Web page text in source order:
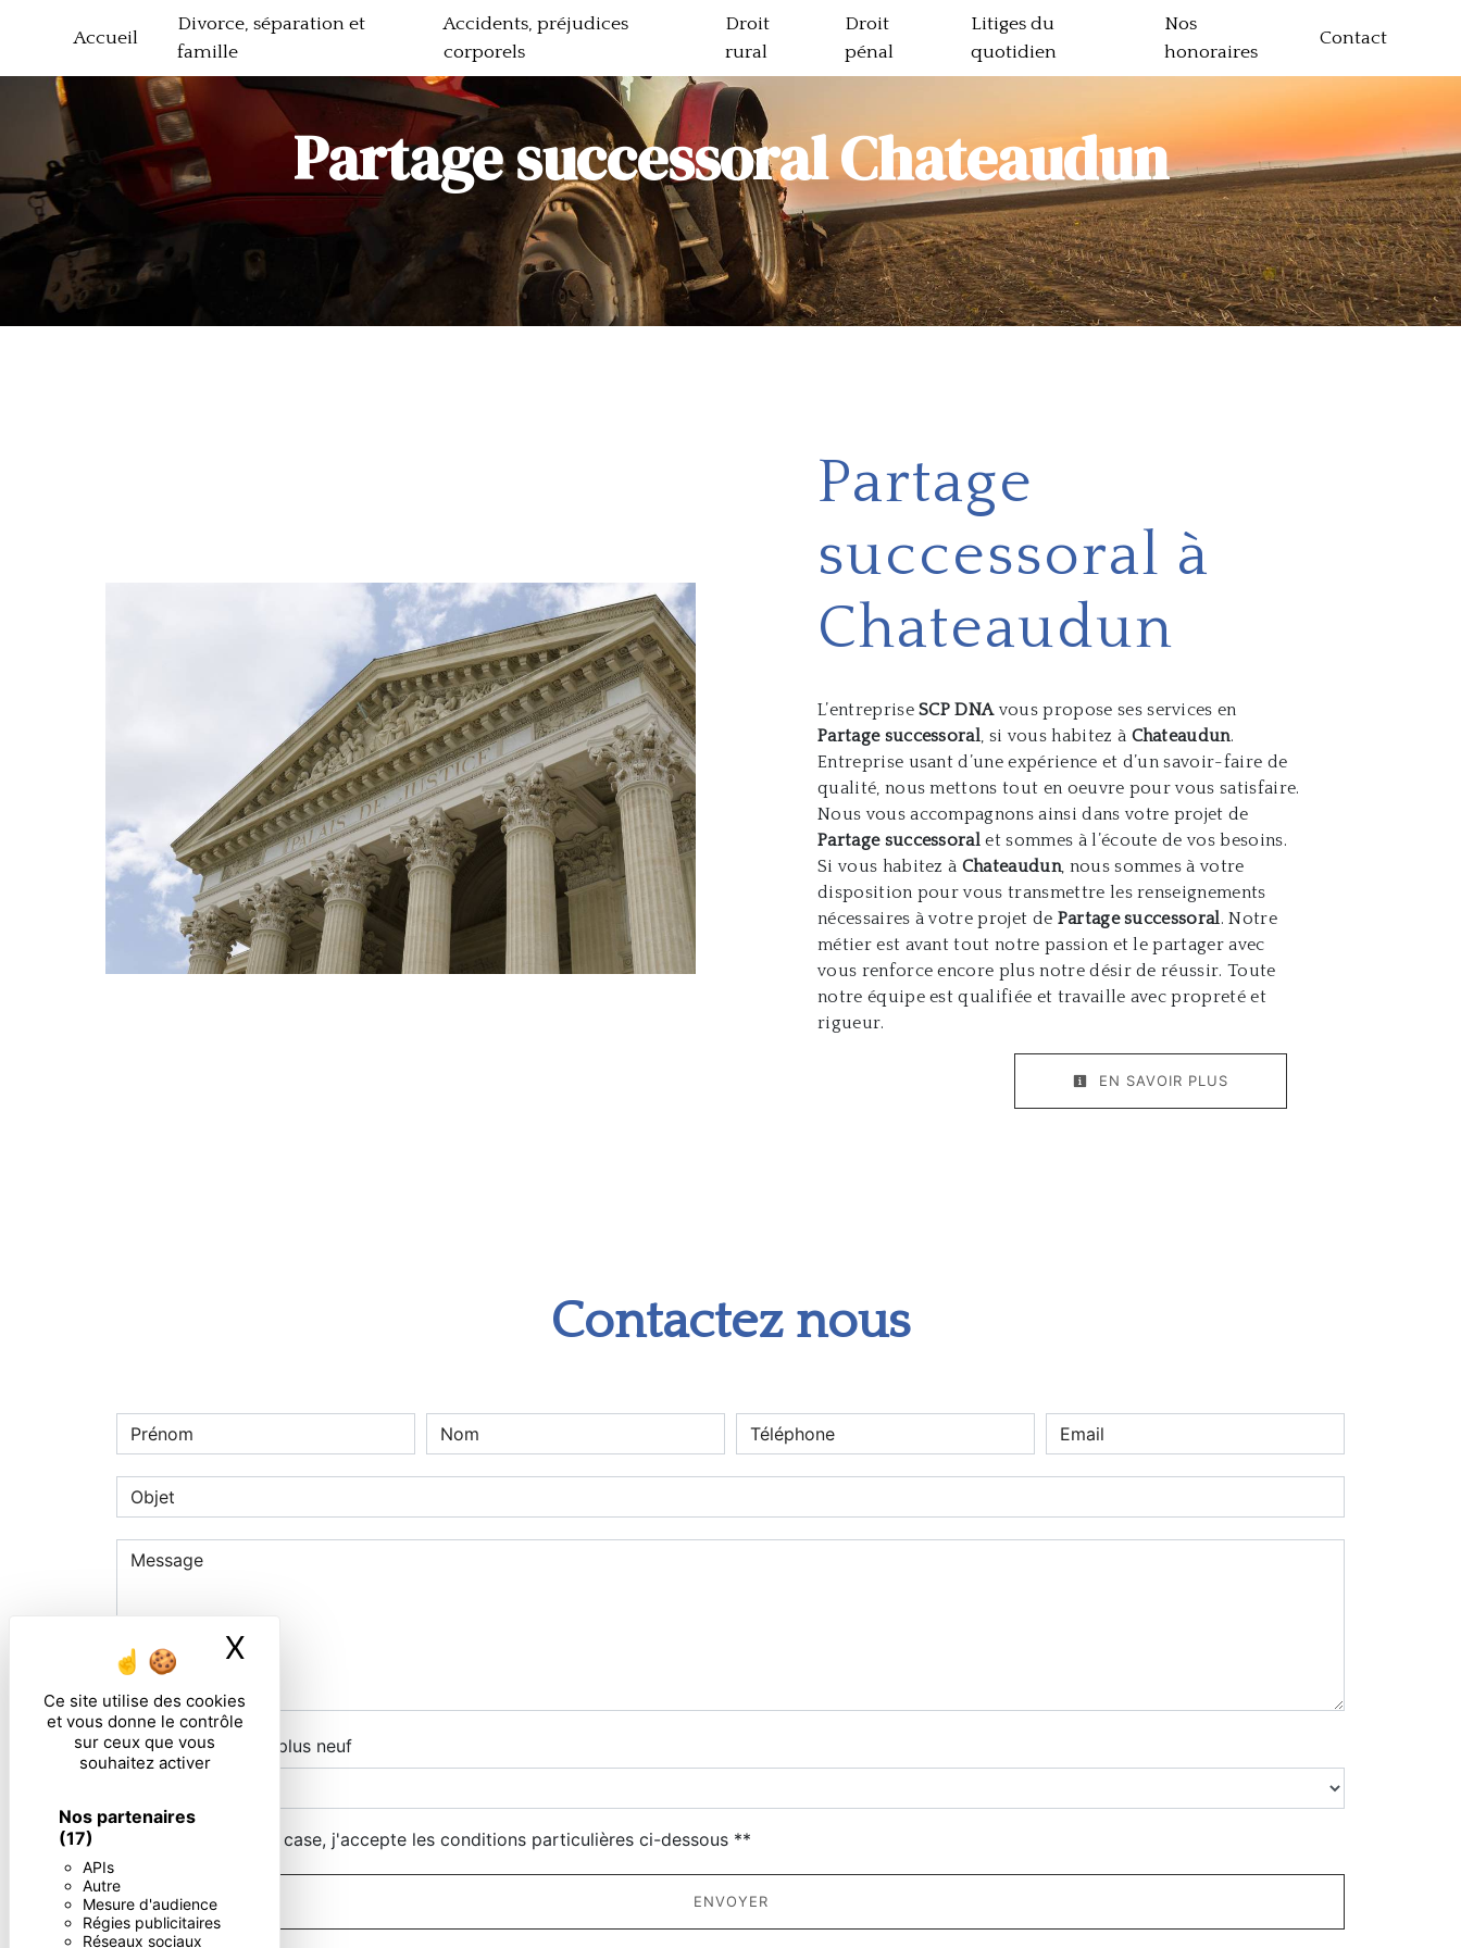
Panneau de gestion des cookies
Ce site utilise des cookies
et vous donne le contrôle
sur ceux que vous
souhaitez activer
Nos partenaires
(17)
APIs
Autre
Mesure d'audience
Régies publicitaires
Réseaux sociaux
X
Accueil
Divorce, séparation et
famille
Accidents, préjudices
corporels
Droit
rural
Droit
pénal
Litiges du
quotidien
Nos
honoraires
Contact
Partage successoral Chateaudun
Partage
successoral à
Chateaudun
L’entrepriseSCP DNAvous propose ses services en
Partage successoral, si vous habitez à Chateaudun.
Entreprise usant d’une expérience et d’un savoir-faire de
qualité, nous mettons tout en oeuvre pour vous satisfaire.
Nous vous accompagnons ainsi dans votre projet de
Partage successoral et sommes à l’écoute de vos besoins.
Si vous habitez à Chateaudun, nous sommes à votre
disposition pour vous transmettre les renseignements
nécessaires à votre projet de Partage successoral. Notre
métier est avant tout notre passion et le partager avec
vous renforce encore plus notre désir de réussir. Toute
notre équipe est qualifiée et travaille avec propreté et
rigueur.
EN SAVOIR PLUS
Contactez nous
Combien font zero plus neuf
En cochant cette case, j'accepte les conditions particulières ci-dessous **
ENVOYER